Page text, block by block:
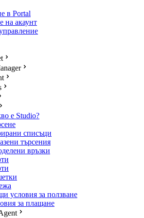
в Portal
на акаунт
е Studio?
списъци
търсения
връзки
условия за ползване
за плащане